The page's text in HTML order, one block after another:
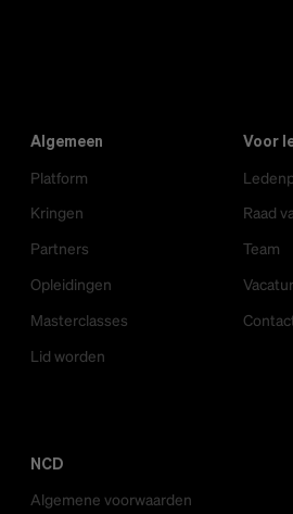
Algemeen
Platform
Kringen
Partners
Opleidingen
Masterclasses
Lid worden
Voor
Raad
Team
NCD
Algemene voorwaarden